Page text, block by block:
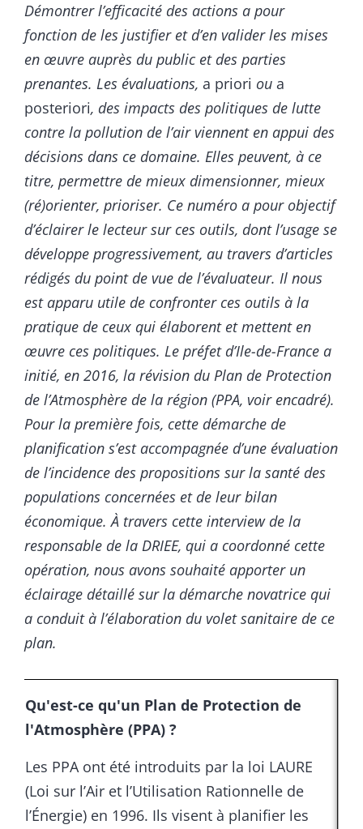
Démontrer l’efficacité des actions a pour
fonction de les justifier et d’en valider les mises
en œuvre auprès du public et des parties
prenantes. Les évaluations, a priori ou a
posteriori, des impacts des politiques de lutte
contre la pollution de l’air viennent en appui des
décisions dans ce domaine. Elles peuvent, à ce
titre, permettre de mieux dimensionner, mieux
(ré)orienter, prioriser. Ce numéro a pour objectif
d’éclairer le lecteur sur ces outils, dont l’usage se
développe progressivement, au travers d’articles
rédigés du point de vue de l’évaluateur. Il nous
est apparu utile de confronter ces outils à la
pratique de ceux qui élaborent et mettent en
œuvre ces politiques. Le préfet d’Ile-de-France a
initié, en 2016, la révision du Plan de Protection
de l’Atmosphère de la région (PPA, voir encadré).
Pour la première fois, cette démarche de
planification s’est accompagnée d’une évaluation
de l’incidence des propositions sur la santé des
populations concernées et de leur bilan
économique. À travers cette interview de la
responsable de la DRIEE, qui a coordonné cette
opération, nous avons souhaité apporter un
éclairage détaillé sur la démarche novatrice qui
a conduit à l’élaboration du volet sanitaire de ce
plan.
Qu'est-ce qu'un Plan de Protection de
l'Atmosphère (PPA) ?
Les PPA ont été introduits par la loi LAURE
(Loi sur l’Air et l’Utilisation Rationnelle de
l’Énergie) en 1996. Ils visent à planifier les